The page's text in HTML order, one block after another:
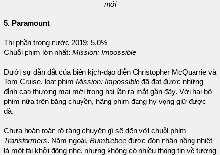
mới
5. Paramount
Thị phần trong nước 2019: 5,0%
Chuỗi phim lớn nhất: Mission: Impossible
Dưới sự dẫn dắt của biên kịch-đạo diễn Christopher McQuarrie và
Tom Cruise, loạt phim Mission: Impossible đã đạt được những
đỉnh cao thương mại mới trong hai lần ra mắt gần đây. Với hai bộ
phim nữa trên băng chuyền, hãng phim đang hy vọng giữ được
đà.
Chưa hoàn toàn rõ ràng chuyện gì sẽ đến với chuỗi phim
Transformers. Năm ngoái, Bumblebee được đón nhận nồng nhiệt
là một tái khởi động nhẹ, nhưng không có nhiều thông tin về tương